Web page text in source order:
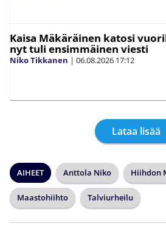
Kaisa Mäkäräinen katosi
nyt tuli ensimmäinen viesti
Niko Tikkanen | 06.08.2026 17:12
Lataa lisää
AIHEET Anttola Niko Hiihdon
Maastohiihto Talviurheilu